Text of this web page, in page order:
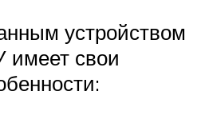
устройством
свои